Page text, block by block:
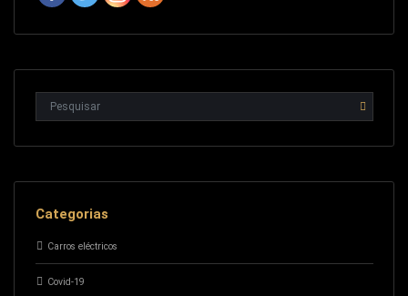
Categorias
Carros eléctricos
Covid-19